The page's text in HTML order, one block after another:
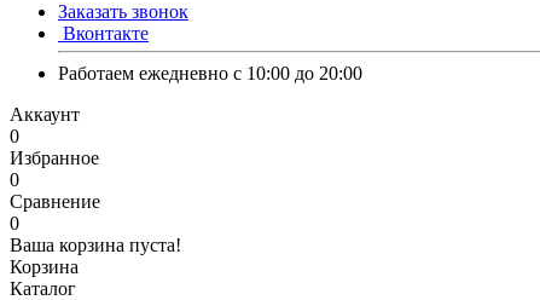
Заказать звонок
Вконтакте
Работаем ежедневно с 10:00 до 20:00
Аккаунт
0
Избранное
0
Сравнение
0
Ваша корзина пуста!
Корзина
Каталог